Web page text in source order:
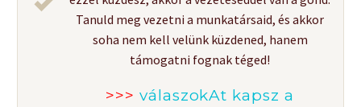
Tanuld meg vezetni a munkatársaid, és akkor
soha nem kell velünk küzdened, hanem
támogatni fognak téged!
>>> válaszokAt kapsz a